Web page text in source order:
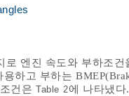
로 엔진 속도와 부하조
하고 부하는
조건은Table 2에 나타냈